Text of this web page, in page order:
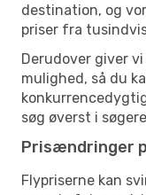
destination, og
priser fra
Derudover giver
mulighed, så du
søg øverst i
Prisændringer
Flypriserne kan